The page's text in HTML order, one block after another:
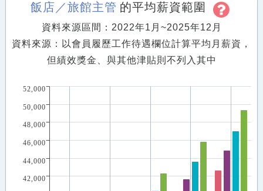
飯店／旅館主管 的平均薪資範圍
資料來源區間：2022年1月~2025年12月
資料來源：以會員履歷工作待遇欄位計算平均月薪資，
但績效獎金、與其他津貼則不列入其中
42,000
44,000
46,000
48,000
50,000
52,000